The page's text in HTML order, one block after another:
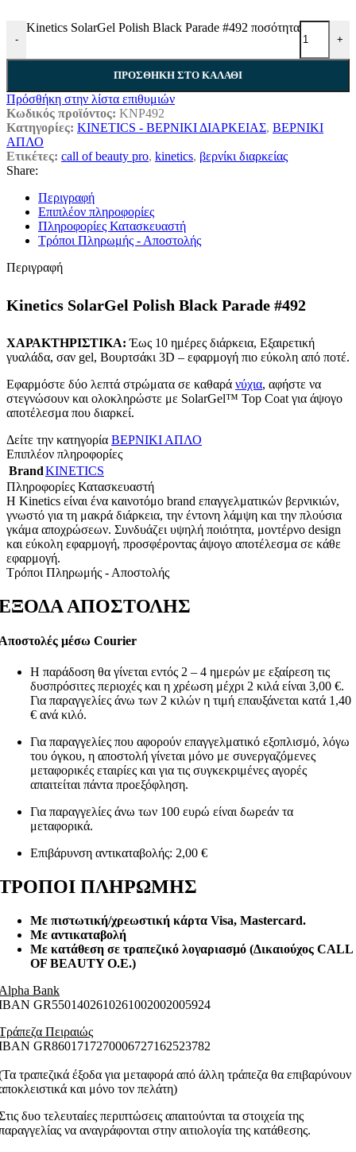
-
Kinetics SolarGel Polish Black Parade #492 ποσότητα
+
ΠΡΟΣΘΉΚΗ ΣΤΟ ΚΑΛΆΘΙ
Πρόσθήκη στην λίστα επιθυμιών
Κωδικός προϊόντος: KNP492
Κατηγορίες: KINETICS - ΒΕΡΝΙΚΙ ΔΙΑΡΚΕΙΑΣ, ΒΕΡΝΙΚΙ
ΑΠΛΟ
Ετικέτες: call of beauty pro, kinetics, βερνίκι διαρκείας
Share:
Περιγραφή
Επιπλέον πληροφορίες
Πληροφορίες Κατασκευαστή
Τρόποι Πληρωμής - Αποστολής
Περιγραφή
Kinetics SolarGel Polish Black Parade #492
ΧΑΡΑΚΤΗΡΙΣΤΙΚΑ: Έως 10 ημέρες διάρκεια, Εξαιρετική
γυαλάδα, σαν gel, Βουρτσάκι 3D – εφαρμογή πιο εύκολη από ποτέ.
Εφαρμόστε δύο λεπτά στρώματα σε καθαρά νύχια, αφήστε να
στεγνώσουν και ολοκληρώστε με SolarGel™ Top Coat για άψογο
αποτέλεσμα που διαρκεί.
Δείτε την κατηγορία ΒΕΡΝΙΚΙ ΑΠΛΟ
Επιπλέον πληροφορίες
BrandKINETICS
Πληροφορίες Κατασκευαστή
Η Kinetics είναι ένα καινοτόμο brand επαγγελματικών βερνικιών,
γνωστό για τη μακρά διάρκεια, την έντονη λάμψη και την πλούσια
γκάμα αποχρώσεων. Συνδυάζει υψηλή ποιότητα, μοντέρνο design
και εύκολη εφαρμογή, προσφέροντας άψογο αποτέλεσμα σε κάθε
εφαρμογή.
Τρόποι Πληρωμής - Αποστολής
ΑΠΟΣΤΟΛΗΣ
μέσω Courier
Η παράδοση θα γίνεται εντός 2 – 4 ημερών με εξαίρεση τις
δυσπρόσιτες περιοχές και η χρέωση μέχρι 2 κιλά είναι 3,00 €.
Για παραγγελίες άνω των 2 κιλών η τιμή επαυξάνεται κατά 1,40
€ ανά κιλό.
Για παραγγελίες που αφορούν επαγγελματικό εξοπλισμό, λόγω
του όγκου, η αποστολή γίνεται μόνο με συνεργαζόμενες
μεταφορικές εταιρίες και για τις συγκεκριμένες αγορές
απαιτείται πάντα προεξόφληση.
Για παραγγελίες άνω των 100 ευρώ είναι δωρεάν τα
μεταφορικά.
Επιβάρυνση αντικαταβολής: 2,00 €
ΠΛΗΡΩΜΗΣ
Με πιστωτική/χρεωστική κάρτα Visa, Mastercard.
Με αντικαταβολή
Με κατάθεση σε τραπεζικό λογαριασμό (Δικαιούχος CALL
OF BEAUTY O.E.)
Bank
GR5501402610261002002005924
Πειραιώς
GR8601717270006727162523782
τραπεζικά έξοδα για μεταφορά από άλλη τράπεζα θα επιβαρύνουν
και μόνο τον πελάτη)
δυο τελευταίες περιπτώσεις απαιτούνται τα στοιχεία της
να αναγράφονται στην αιτιολογία της κατάθεσης.